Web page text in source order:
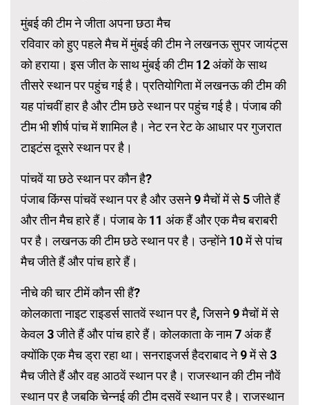
मुंबई की टीम ने जीता अपना छठा मैच
रविवार को हुए पहले मैच में मुंबई की टीम ने लखनऊ सुपर जायंट्स
को हराया। इस जीत के साथ मुंबई की टीम 12 अंकों के साथ
तीसरे स्थान पर पहुंच गई है। प्रतियोगिता में लखनऊ की टीम की
यह पांचवीं हार है और टीम छठे स्थान पर पहुंच गई है। पंजाब की
टीम भी शीर्ष पांच में शामिल है। नेट रन रेट के आधार पर गुजरात
टाइटंस दूसरे स्थान पर है।
पांचवें या छठे स्थान पर कौन है?
पंजाब किंग्स पांचवें स्थान पर है और उसने 9 मैचों में से 5 जीते हैं
और तीन मैच हारे हैं। पंजाब के 11 अंक हैं और एक मैच बराबरी
पर है। लखनऊ की टीम छठे स्थान पर है। उन्होंने 10 में से पांच
मैच जीते हैं और पांच हारे हैं।
नीचे की चार टीमें कौन सी हैं?
कोलकाता नाइट राइडर्स सातवें स्थान पर है, जिसने 9 मैचों में से
केवल 3 जीते हैं और पांच हारे हैं। कोलकाता के नाम 7 अंक हैं
क्योंकि एक मैच ड्रा रहा था। सनराइजर्स हैदराबाद ने 9 में से 3
मैच जीते हैं और वह आठवें स्थान पर है। राजस्थान की टीम नौवें
स्थान पर है जबकि चेन्नई की टीम दसवें स्थान पर है। राजस्थान